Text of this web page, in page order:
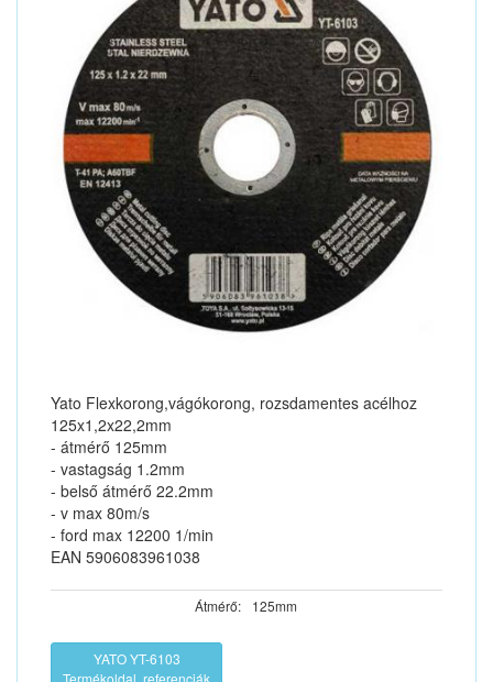
Yato Flexkorong,vágókorong, rozsdamentes acélhoz
125x1,2x22,2mm
- átmérő 125mm
- vastagság 1.2mm
- belső átmérő 22.2mm
- v max 80m/s
- ford max 12200 1/min
EAN 5906083961038
Átmérő: 125mm
YATO YT-6103
Termékoldal, referenciák